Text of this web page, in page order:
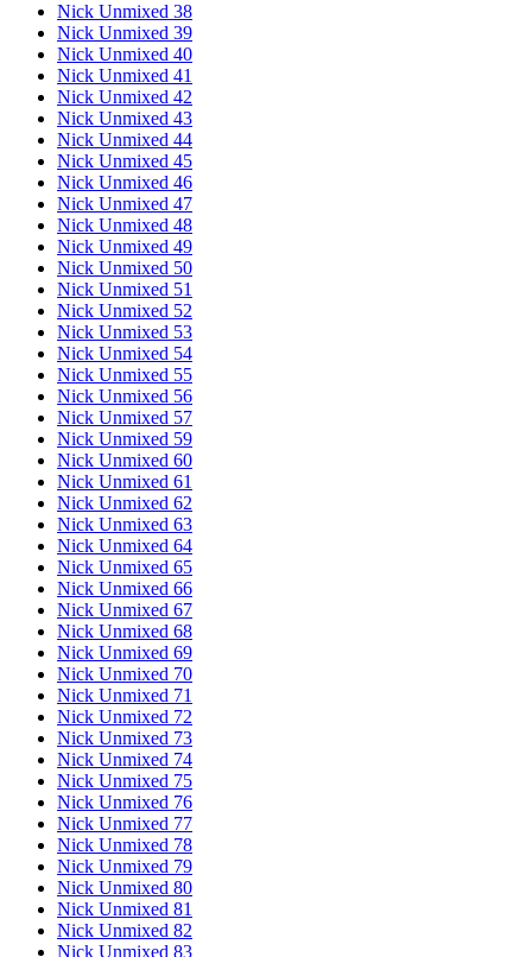
Nick Unmixed 38
Nick Unmixed 39
Nick Unmixed 40
Nick Unmixed 41
Nick Unmixed 42
Nick Unmixed 43
Nick Unmixed 44
Nick Unmixed 45
Nick Unmixed 46
Nick Unmixed 47
Nick Unmixed 48
Nick Unmixed 49
Nick Unmixed 50
Nick Unmixed 51
Nick Unmixed 52
Nick Unmixed 53
Nick Unmixed 54
Nick Unmixed 55
Nick Unmixed 56
Nick Unmixed 57
Nick Unmixed 59
Nick Unmixed 60
Nick Unmixed 61
Nick Unmixed 62
Nick Unmixed 63
Nick Unmixed 64
Nick Unmixed 65
Nick Unmixed 66
Nick Unmixed 67
Nick Unmixed 68
Nick Unmixed 69
Nick Unmixed 70
Nick Unmixed 71
Nick Unmixed 72
Nick Unmixed 73
Nick Unmixed 74
Nick Unmixed 75
Nick Unmixed 76
Nick Unmixed 77
Nick Unmixed 78
Nick Unmixed 79
Nick Unmixed 80
Nick Unmixed 81
Nick Unmixed 82
Nick Unmixed 83